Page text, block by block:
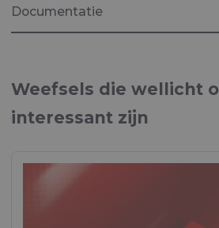
Documentatie
Brochure "MARINE"
Weefsels die wellicht
interessant zijn